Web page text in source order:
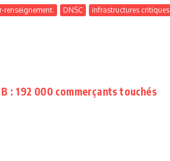
renseignement. DNSC infrastructures critiques
: 192 000 commerçants touchés